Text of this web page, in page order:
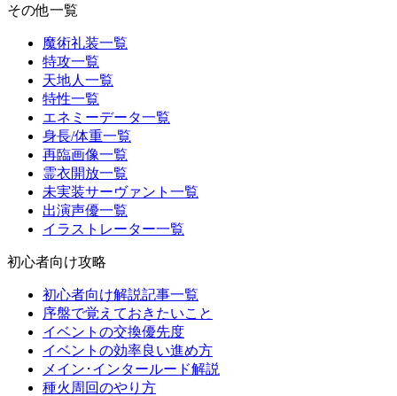
その他一覧
魔術礼装一覧
特攻一覧
天地人一覧
特性一覧
エネミーデータ一覧
身長/体重一覧
再臨画像一覧
霊衣開放一覧
未実装サーヴァント一覧
出演声優一覧
イラストレーター一覧
初心者向け攻略
初心者向け解説記事一覧
序盤で覚えておきたいこと
イベントの交換優先度
イベントの効率良い進め方
メイン･インタールード解説
種火周回のやり方